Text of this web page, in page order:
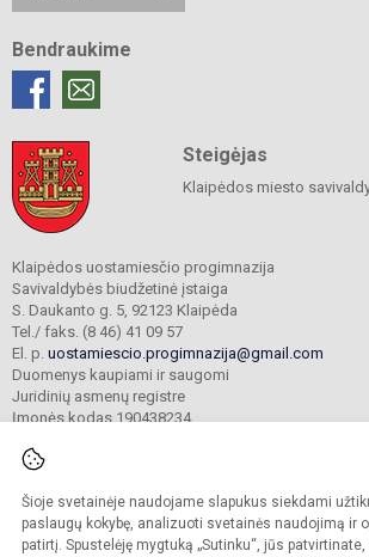
Šioje svetainėje naudojame slapukus siekdami
paslaugų kokybę, analizuoti svetainės naudojimą ir
patirtį. Spustelėję mygtuką „Sutinku“, jūs
Bendraukime
Steigėjas
Klaipėdos miesto
Klaipėdos uostamiesčio progimnazija
Savivaldybės biudžetinė įstaiga
S. Daukanto g. 5, 92123 Klaipėda
Tel./ faks. (8 46) 41 09 57
El. p. uostamiescio.progimnazija@gmail.com
Duomenys kaupiami ir saugomi
Juridinių asmenų registre
Įmonės kodas 190438234
© 2023. Klaipėdos uostamiesčio progimnazija.
Kopijuoti turinį be raštiško gimnazijos sutikimo